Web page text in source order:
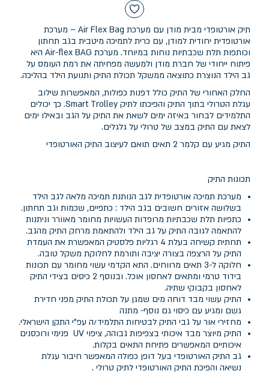
תיק אורטופדי מבית מודן עם מערכת Air Flex Bag – מערכת
אורטופדית יחודית למודן, עם כרית לתמיכה מיטבית בגב תחתון
וכותפות תלת שכבתיות נוחות במיוחד. מערכת Air-flex BAG היא
פיתוח ייחודי של חברת מודן ולמעשה מפחיתה את רמת העומס על
גב הילד הנוצרת כתוצאה ממשקל תכולת התיק ותנועת הילד בהליכה.
החלק האחורי של התיק כולל דפנות כפולות, המאפשרות שילוב
עגלת הטרולי בתוך התיק והפיכתו לתיק Smart Trolley. כך יכולים
התלמידים לבחור באיזה ימים לשאת את התיק על הגב ובאילו ימים
לצאת עם התיק במצב של טרולי על גלגלים.
התיק מגיע עם קלמר 2 תאים תואם לעיצוב התיק האורטופדי
תכונות התיק
מערכת תמיכה אורטופדית לגב הנותנת תמיכה מלאה לגב הילד
בשלושה אזורים חשובים בגב הילד : כתפיים, שכמות וגב תחתון.
כתפיות תלת שכבתיות מרופדות העשויות מחומר מאוורר וניתנות
להתאמה לגובה התיק על גב הילד ולהתאמת מרחק התיק מהגב.
תחתית קשיחה בעלת 4 רגליות פלסטיק המאפשרת את העמדת
התיק על הרצפה בצורה יציבה ותורמת לחלוקת משקל טובה.
חלוקה ל-3 תאים מרווחים. התא הקדמי עשוי מחומר עם תכונות
בידוד טרמי ומתאים לאחסון אוכל. ובנוסף 2 כיסים בצידי התיק
לאחסון בקבוקי שתיה.
התיק עשוי מבד דוחה מים שמגן על תכולת התיק מפני חדירת
גשם ומגיע עם כיסוי גם נוסף- מתנה
מחזירי אור על גבי התיק לבטיחות התלמיד/ה עפ"י התקן הישראלי.
התיק מיוצר מבד איכותי בצפיפות גבוהה, ציפוי UV פנימי ורוכסנים
איכותיים המאפשרים פתיחת התאים בקלות.
גב התיק האורטופדי בעל דופן כפולה המאפשר חיבור עגלת
נשיאה והפיכת התיק האורטופדי לתיק טרולי .